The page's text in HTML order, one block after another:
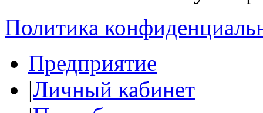
Политика
Предприятие
|Личный кабинет